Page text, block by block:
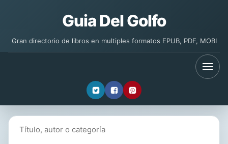
Guia Del Golfo
Gran directorio de libros en multiples formatos EPUB, PDF, MOBI